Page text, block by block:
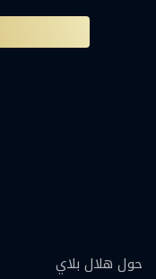
حول هلال بلاي